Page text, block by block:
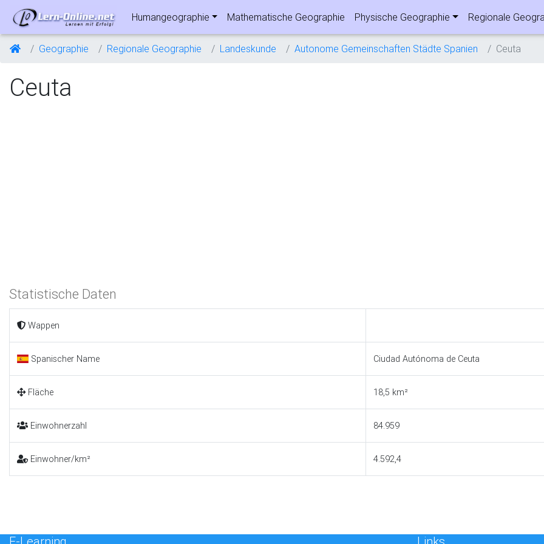
Humangeographie Mathematische Geographie Physische Geographie Regionale
Geographie Regionale Geographie Landeskunde Autonome Gemeinschaften Städte Spanien Ceuta
Ceuta
Statistische Daten
Wappen
Spanischer Name Ciudad Autónoma de Ceuta
Fläche 18,5 km²
Einwohnerzahl 84.959
Einwohner/km² 4.592,4